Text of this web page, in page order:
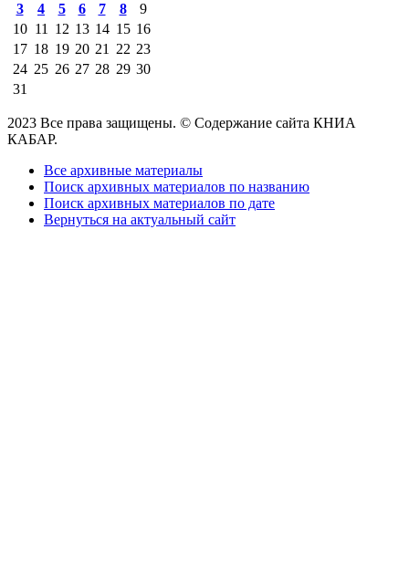
3
4 5 6 7 8
9
10 11 12 13 14 15 16
17 18 19 20 21 22 23
24 25 26 27 28 29 30
31
2023 Все права защищены. © Содержание сайта КНИА
КАБАР.
Все архивные материалы
Поиск архивных материалов по названию
Поиск архивных материалов по дате
Вернуться на актуальный сайт